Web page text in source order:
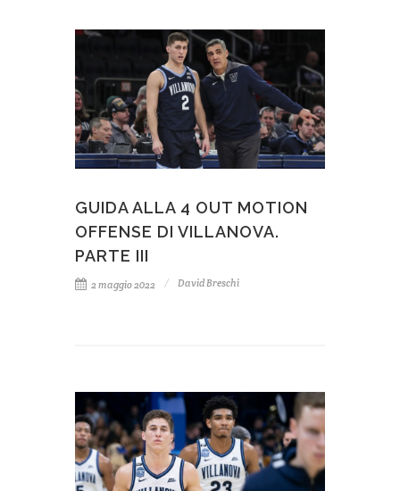
GUIDA ALLA 4 OUT MOTION
OFFENSE DI VILLANOVA.
PARTE III
2 maggio 2022 David Breschi